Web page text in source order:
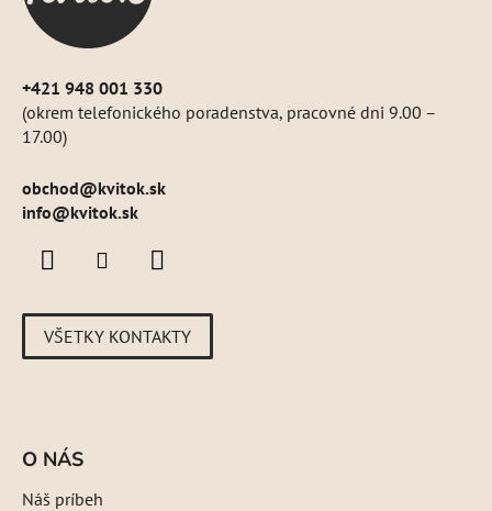
+421 948 001 330
(okrem telefonického poradenstva, pracovné dni 9.00 –
17.00)
obchod@kvitok.sk
info@kvitok.sk
VŠETKY KONTAKTY
O NÁS
Náš príbeh